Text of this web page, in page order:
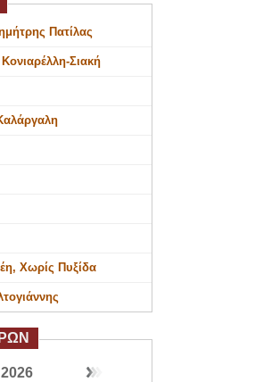
Πατίλας
Σιακή
Χωρίς Πυξίδα